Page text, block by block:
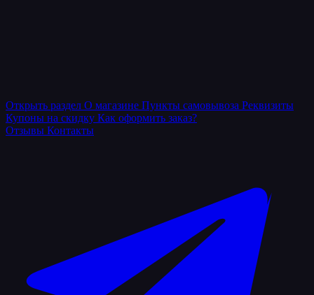
Открыть раздел О магазине Пункты самовывоза Реквизиты
Купоны на скидку Как оформить заказ?
Отзывы Контакты